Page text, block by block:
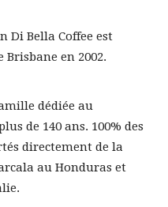
Di Bella Coffee est
en 2002.
dédiée au
de 140 ans. 100% des
directement de la
au Honduras et